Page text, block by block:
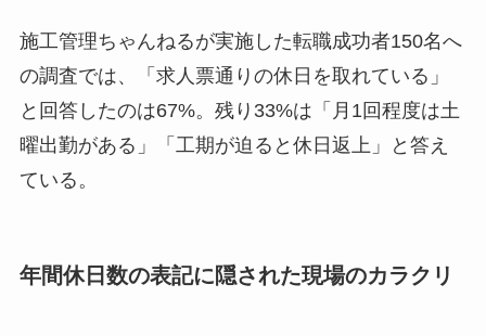
施工管理ちゃんねるが実施した転職成功者150名へ
の調査では、「求人票通りの休日を取れている」
と回答したのは67%。残り33%は「月1回程度は土
曜出勤がある」「工期が迫ると休日返上」と答え
ている。
年間休日数の表記に隠された現場のカラクリ